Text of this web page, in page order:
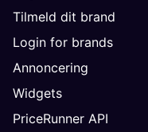
Tilmeld dit brand
Login for brands
Annoncering
Widgets
PriceRunner API